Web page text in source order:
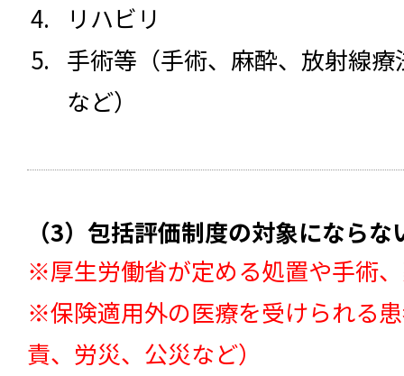
リハビリ
手術等（手術、麻酔、放射線
など）
（3）包括評価制度の対象にならな
※厚生労働省が定める処置や手術
※保険適用外の医療を受けられる
責、労災、公災など）